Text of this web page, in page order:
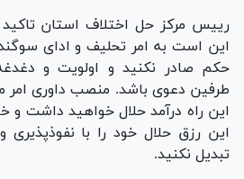
رییس مرکز حل اختلاف استان
این است به امر تحلیف و ادای سوگند
حکم صادر نکنید و اولویت و
طرفین دعوی باشد. منصب داوری امر
این راه درآمد حلال خواهید داشت
این رزق حلال خود را با نفوذپذیری
تبدیل نکنید.